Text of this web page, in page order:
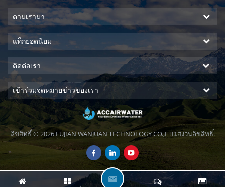
ตามเรามา
แท็กยอดนิยม
ติดต่อเรา
เข้าร่วมจดหมายข่าวของเรา
ลิขสิทธิ์ © 2026 FUJIAN WANJUAN TECHNOLOGY CO.,LTD.สงวนลิขสิทธิ์.